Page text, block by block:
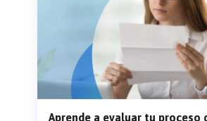
Aprende a evaluar tu proceso